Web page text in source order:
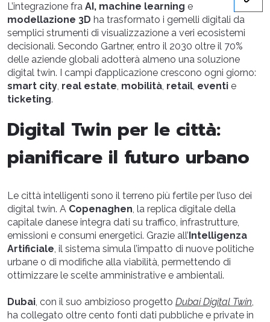
L’integrazione fra AI, machine learning e
modellazione 3D ha trasformato i gemelli digitali da
semplici strumenti di visualizzazione a veri ecosistemi
decisionali. Secondo Gartner, entro il 2030 oltre il 70%
delle aziende globali adotterà almeno una soluzione
digital twin. I campi d’applicazione crescono ogni giorno:
smart city, real estate, mobilità, retail, eventi e
ticketing.
Digital Twin per le città:
pianificare il futuro urbano
Le città intelligenti sono il terreno più fertile per l’uso dei
digital twin. A Copenaghen, la replica digitale della
capitale danese integra dati su traffico, infrastrutture,
emissioni e consumi energetici. Grazie all’Intelligenza
Artificiale, il sistema simula l’impatto di nuove politiche
urbane o di modifiche alla viabilità, permettendo di
ottimizzare le scelte amministrative e ambientali.
Dubai, con il suo ambizioso progetto Dubai Digital Twin,
ha collegato oltre cento fonti dati pubbliche e private in